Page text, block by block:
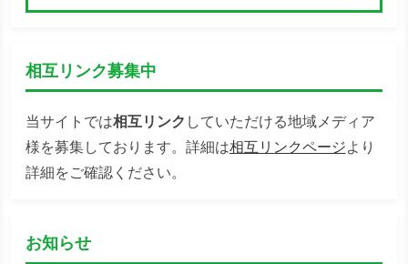
相互リンク募集中
当サイトでは相互リンク していただける地域メディア
様を募集しております。詳細は相互リンクページより
詳細をご確認ください。
お知らせ